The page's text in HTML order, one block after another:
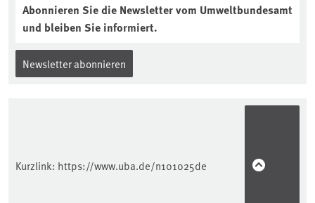
Abonnieren Sie die Newsletter vom Umweltbundesamt
und bleiben Sie informiert.
Newsletter abonnieren
Kurzlink: https://www.uba.de/n101025de